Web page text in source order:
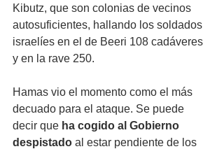
Kibutz, que son colonias de vecinos
autosuficientes, hallando los soldados
israelíes en el de Beeri 108 cadáveres
y en la rave 250.
Hamas vio el momento como el más
decuado para el ataque. Se puede
decir que ha cogido al Gobierno
despistado al estar pendiente de los